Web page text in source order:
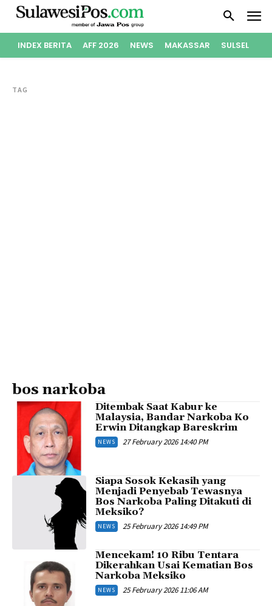
INDEX BERITA AFF 2026 NEWS MAKASSAR SULSEL
TAG
bos narkoba
Ditembak Saat Kabur ke
Malaysia, Bandar Narkoba Ko
Erwin Ditangkap Bareskrim
NEWS 27 February 2026 14:40 PM
Siapa Sosok Kekasih yang
Menjadi Penyebab Tewasnya
Bos Narkoba Paling Ditakuti di
Meksiko?
NEWS 25 February 2026 14:49 PM
Mencekam! 10 Ribu Tentara
Dikerahkan Usai Kematian Bos
Narkoba Meksiko
NEWS 25 February 2026 11:06 AM